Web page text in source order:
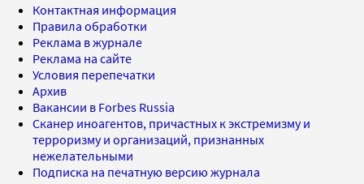
Контактная информация
Правила обработки
Реклама в журнале
Реклама на сайте
Условия перепечатки
Архив
Вакансии в Forbes Russia
Сканер иноагентов, причастных к экстремизму и
терроризму и организаций, признанных
нежелательными
Подписка на печатную версию журнала